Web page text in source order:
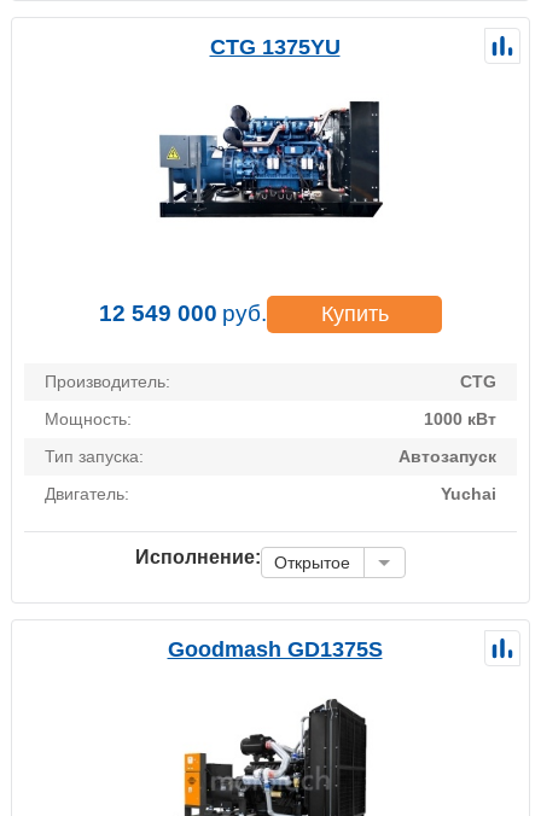
CTG 1375YU
12 549 000 руб. Купить
Производитель:
CTG
Мощность:
1000 кВт
Тип запуска:
Автозапуск
Двигатель:
Yuchai
Исполнение: Открытое
Goodmash GD1375S